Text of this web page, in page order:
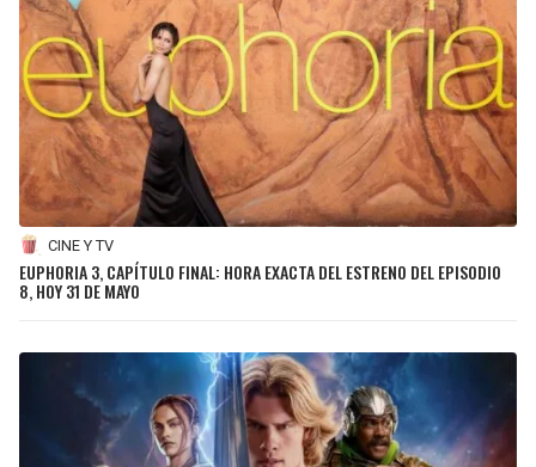
CINE Y TV
EUPHORIA 3, CAPÍTULO FINAL: HORA EXACTA DEL ESTRENO DEL EPISODIO
8, HOY 31 DE MAYO